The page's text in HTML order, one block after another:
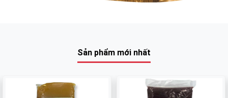
Sản phẩm mới nhất